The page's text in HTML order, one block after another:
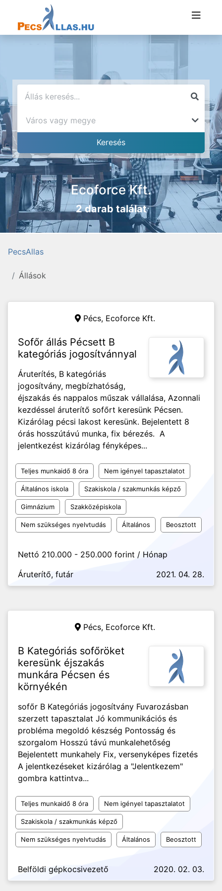
Ecoforce Kft.
2 darab találat
PecsAllas
Állások
Pécs, Ecoforce Kft.
Sofőr állás Pécsett B
kategóriás jogosítvánnyal
Áruterítés, B kategóriás
jogosítvány, megbízhatóság,
éjszakás és nappalos műszak vállalása, Azonnali
kezdéssel áruterítő sofőrt keresünk Pécsen.
Kizárólag pécsi lakost keresünk. Bejelentett 8
órás hosszútávú munka, fix bérezés. A
jelentkezést kizárólag fényképes...
Teljes munkaidő 8 óra Nem igényel tapasztalatot
Általános iskola Szakiskola / szakmunkás képző
Gimnázium Szakközépiskola
Nem szükséges nyelvtudás Általános Beosztott
Nettó 210.000 - 250.000 forint / Hónap
Áruterítő, futár
2021. 04. 28.
Pécs, Ecoforce Kft.
B Kategóriás sofőröket
keresünk éjszakás
munkára Pécsen és
környékén
sofőr B Kategóriás jogosítvány Fuvarozásban
szerzett tapasztalat Jó kommunikációs és
probléma megoldó készség Pontosság és
szorgalom Hosszú távú munkalehetőség
Bejelentett munkahely Fix, versenyképes fizetés
A jelentkezéseket kizárólag a "Jelentkezem"
gombra kattintva...
Teljes munkaidő 8 óra Nem igényel tapasztalatot
Szakiskola / szakmunkás képző
Nem szükséges nyelvtudás Általános Beosztott
Belföldi gépkocsivezető 2020. 02. 03.